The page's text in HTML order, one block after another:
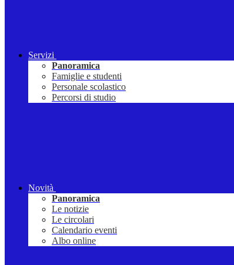
Servizi
Panoramica
Famiglie e studenti
Personale scolastico
Percorsi di studio
Novità
Panoramica
Le notizie
Le circolari
Calendario eventi
Albo online